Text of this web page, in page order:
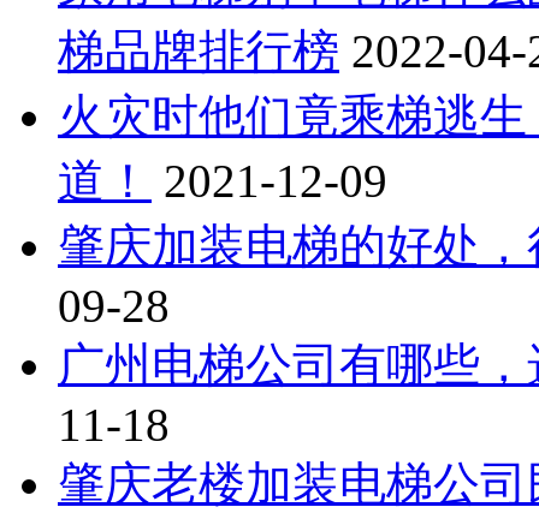
梯品牌排行榜 2022-04-
火灾时他们竟乘梯逃
道！
2021-12-09
肇庆加装电梯的好处
09-28
广州电梯公司有哪些
11-18
肇庆老楼加装电梯公